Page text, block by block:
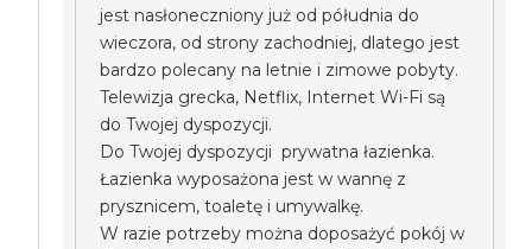
jest nasłoneczniony już od półudnia do
wieczora, od strony zachodniej, dlatego jest
bardzo polecany na letnie i zimowe pobyty.
Telewizja grecka, Netflix, Internet Wi-Fi są
do Twojej dyspozycji.
Do Twojej dyspozycji prywatna łazienka.
Łazienka wyposażona jest w wannę z
prysznicem, toaletę i umywalkę.
W razie potrzeby można doposażyć pokój w